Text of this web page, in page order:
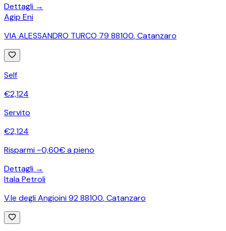
Dettagli →
Agip Eni
VIA ALESSANDRO TURCO 79 88100,Catanzaro
Self
€2,124
Servito
€2,124
Risparmi ~0,60€ a pieno
Dettagli →
Itala Petroli
V.le degli Angioini 92 88100,Catanzaro